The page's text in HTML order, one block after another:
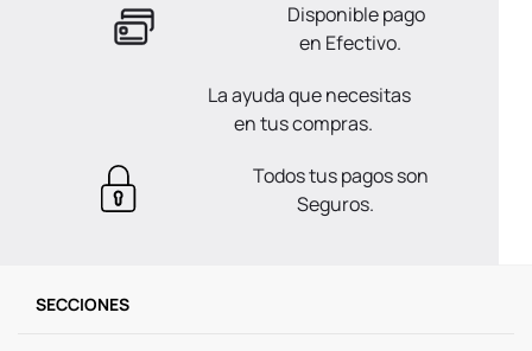
Disponible pago
en Efectivo.
La ayuda que necesitas
en tus compras.
Todos tus pagos son
Seguros.
SECCIONES